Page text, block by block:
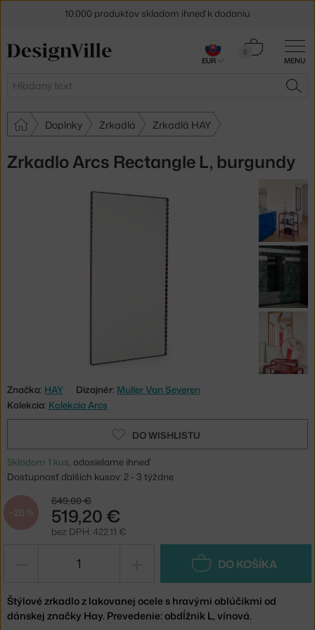
MENU
Hľadať
0
Košík
Doplnky Zrkadlá Zrkadlá HAY
Zrkadlo Arcs Rectangle L, burgundy
Značka: HAY Dizajnér: Muller Van Severen
Kolekcia: Kolekcia Arcs
DO WISHLISTU
Skladom 1 kus, odosielame ihneď
Dostupnosť ďalších kusov: 2 - 3 týždne
−20 %
649,00 €
519,20 €
bez DPH: 422,11 €
DO KOŠÍKA
Štýlové zrkadlo z lakovanej ocele s hravými oblúčikmi od
dánskej značky Hay. Prevedenie: obdĺžnik L, vínová.
10.000 produktov skladom ihneď k dodaniu
5 % zľava pre odberateľov
EUR